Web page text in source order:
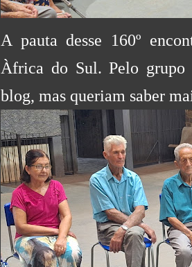
A pauta desse 160º
Àfrica do Sul. Pelo grupo
blog, mas queriam saber